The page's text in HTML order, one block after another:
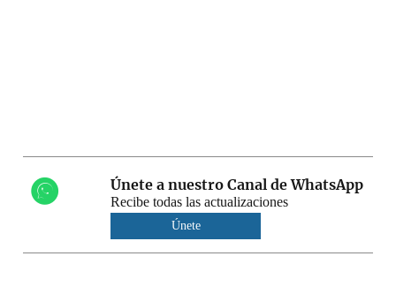
Únete a nuestro Canal de WhatsApp
Recibe todas las actualizaciones
Únete